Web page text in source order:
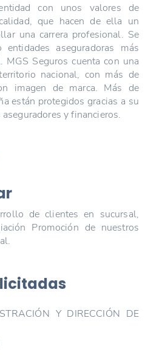
con unos valores de
que hacen de ella un
una carrera profesional. Se
aseguradoras más
Seguros cuenta con una
nacional, con más de
imagen de marca. Más de
están protegidos gracias a su
y financieros.
de clientes en sucursal,
Promoción de nuestros
Y DIRECCIÓN DE